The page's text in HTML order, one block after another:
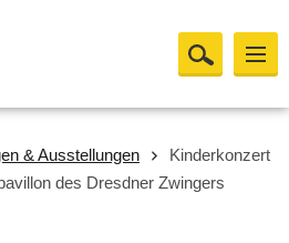
& Ausstellungen
Kinderkonzert
des Dresdner Zwingers